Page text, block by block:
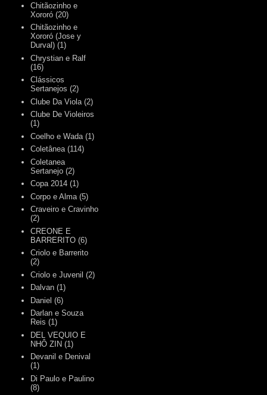
Chitãozinho e
Xororó (20)
Chitãozinho e
Xororó (Jose y
Durval) (1)
Chrystian e Ralf
(16)
Clássicos
Sertanejos (2)
Clube Da Viola (2)
Clube De Violeiros
(1)
Coelho e Wada (1)
Coletânea (114)
Coletanea
Sertanejo (2)
Copa 2014 (1)
Corpo e Alma (5)
Craveiro e Cravinho
(2)
CREONE E
BARRERITO (6)
Criolo e Barrerito
(2)
Criolo e Juvenil (2)
Dalvan (1)
Daniel (6)
Darlan e Souza
Reis (1)
DEL VEQUIO E
NHÔ ZIN (1)
Devanil e Denival
(1)
Di Paulo e Paulino
(8)